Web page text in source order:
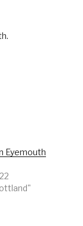
Eyemouth